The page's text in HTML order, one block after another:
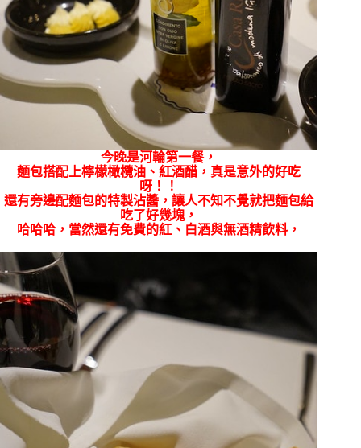
今晚是河輪第一餐，
麵包搭配上檸檬橄欖油、紅酒醋，真是意外的好吃
呀！！
還有旁邊配麵包的特製沾醬，讓人不知不覺就把麵包給
吃了好幾塊，
哈哈哈，當然還有免費的紅、白酒與無酒精飲料，